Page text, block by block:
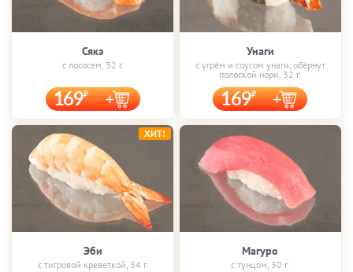
Сякэ
с лососем, 32 г.
169
Унаги
с угрём и соусом унаги, обёрнут
полоской нори, 32 г.
169
Эби
с тигровой креветкой, 34 г.
ХИТ!
Магуро
с тунцом, 30 г.